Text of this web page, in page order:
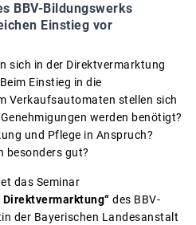
BBV-Bildungswerks
Einstieg vor
sich in der Direktvermarktung
Einstieg in die
Verkaufsautomaten stellen sich
werden benötigt?
und Pflege in Anspruch?
besonders gut?
das Seminar
des BBV-
der Bayerischen Landesanstalt